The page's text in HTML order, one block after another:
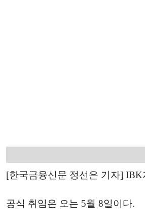
[한국금융신문 정선은 기자]
공식 취임은 오는 5월 8일이다.